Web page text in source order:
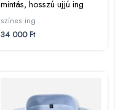
mintás, hosszú ujjú ing
színes ing
34 000Ft